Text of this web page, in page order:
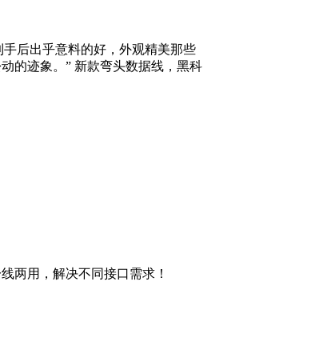
后出乎意料的好，外观精美那些
的迹象。” 新款弯头数据线，黑科
两用，解决不同接口需求！